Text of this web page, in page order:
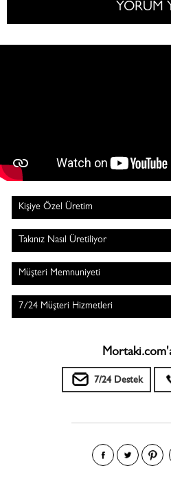
YORUM
Kişiye Özel Üretim
Takınız Nasıl Üretiliyor
Müşteri Memnuniyeti
7/24 Müşteri Hizmetleri
7/24 Destek